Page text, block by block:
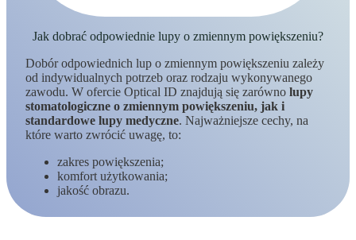
Jak dobrać odpowiednie lupy o zmiennym powiększeniu?
Dobór odpowiednich lup o zmiennym powiększeniu zależy
od indywidualnych potrzeb oraz rodzaju wykonywanego
zawodu. W ofercie Optical ID znajdują się zarówno lupy
stomatologiczne o zmiennym powiększeniu, jak i
standardowe lupy medyczne. Najważniejsze cechy, na
które warto zwrócić uwagę, to:
zakres powiększenia;
komfort użytkowania;
jakość obrazu.